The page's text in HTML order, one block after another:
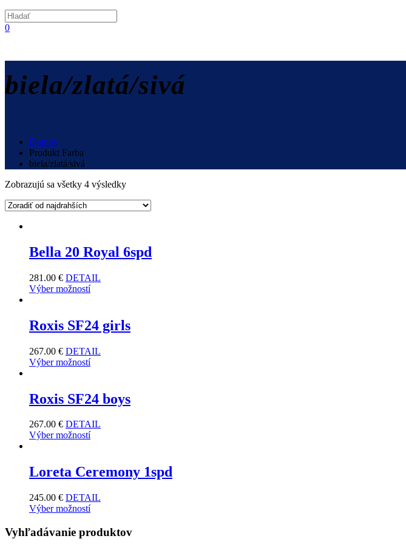
0
biela/zlatá/sivá
Domov
Produkt Farba
biela/zlatá/sivá
Zobrazujú sa všetky 4 výsledky
Bella 20 Royal 6spd
281.00 € DETAIL
Výber možností
Roxis SF24 girls
267.00 € DETAIL
Výber možností
Roxis SF24 boys
267.00 € DETAIL
Výber možností
Loreta Ceremony 1spd
245.00 € DETAIL
Výber možností
Vyhľadávanie produktov